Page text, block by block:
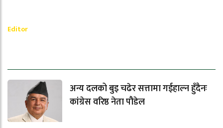
Editor
अन्य दलको बुइ चढेर सत्तामा गईहाल्न हुँदैनः
कांग्रेस वरिष्ठ नेता पौडेल